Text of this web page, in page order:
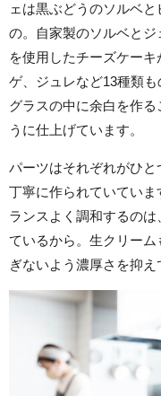
ェは黒ぶどうのソルベ
の。自家製のソルベと
を使用したチーズケー
ゲ、ジュレなど13種類も
グラスの中に余白を作
うに仕上げています。
パーツはそれぞれがひと
丁寧に作られていてい
ランスよく調和するの
ているから。生クリー
ぎないよう濃厚さを抑え